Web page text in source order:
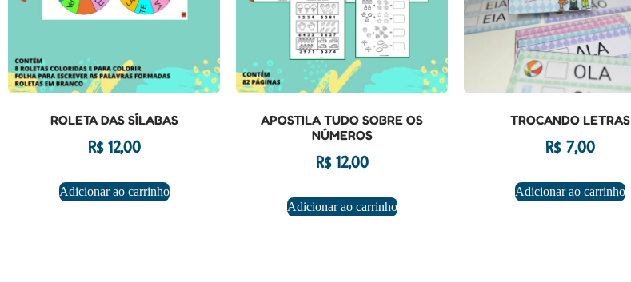
ROLETA DAS SÍLABAS
R$12,00
Adicionar ao carrinho
APOSTILA TUDO SOBRE OS
NÚMEROS
R$12,00
Adicionar ao carrinho
TROCANDO LETRAS
R$7,00
Adicionar ao carrinho